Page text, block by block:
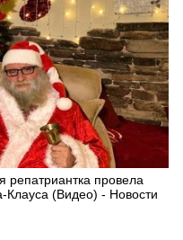
репатриантка провела
(Видео) - Новости